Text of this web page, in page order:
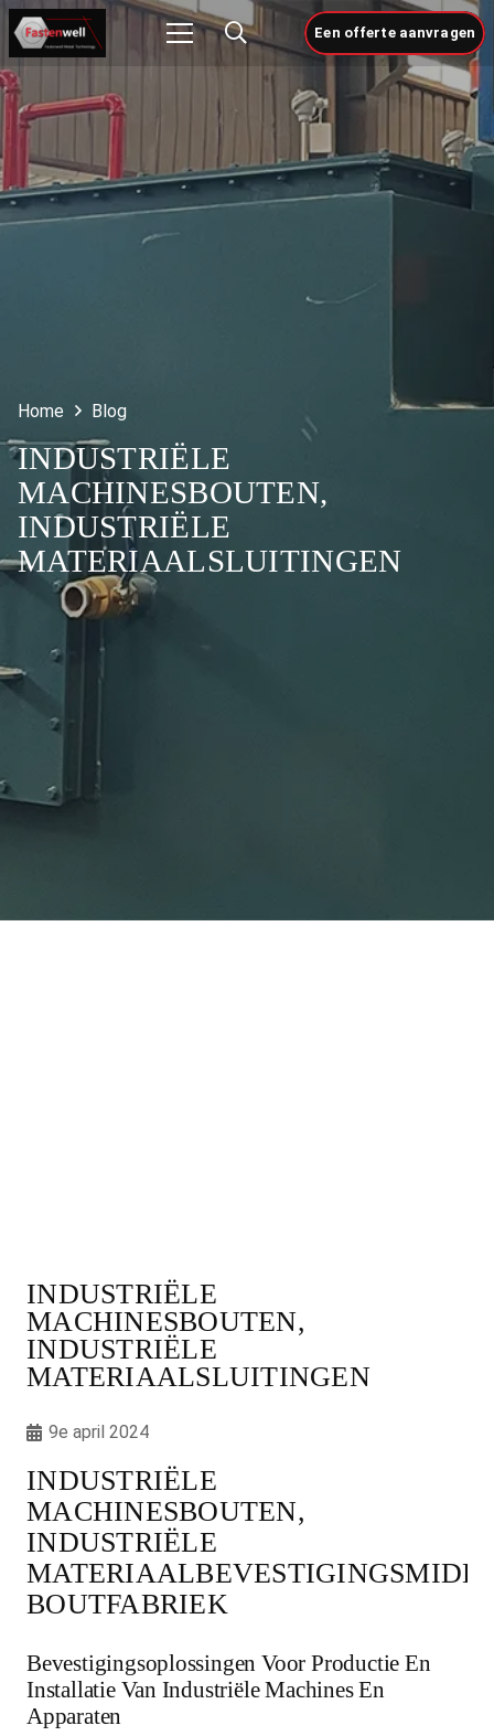
Een offerte aanvragen
Home Blog
INDUSTRIËLE
MACHINESBOUTEN,
INDUSTRIËLE
MATERIAALSLUITINGEN
INDUSTRIËLE
MACHINESBOUTEN,
INDUSTRIËLE
MATERIAALSLUITINGEN
9e april 2024
INDUSTRIËLE
MACHINESBOUTEN,
INDUSTRIËLE
BOUTFABRIEK
Bevestigingsoplossingen Voor Productie En
Installatie Van Industriële Machines En
Apparaten